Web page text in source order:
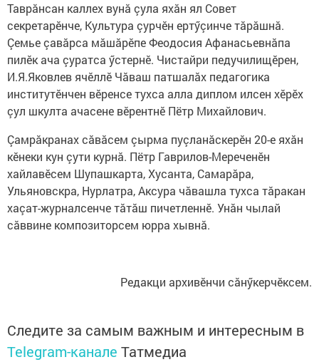
Таврăнсан каллех вунă çула яхăн ял Совет
секретарӗнче, Культура çурчӗн ертӳçинче тăрăшнă.
Çемье çавăрса мăшăрӗпе Феодосия Афанасьевнăпа
пилӗк ача çуратса ӳстернӗ. Чистайри педучилищӗрен,
И.Я.Яковлев ячӗллӗ Чăваш патшалăх педагогика
институтӗнчен вӗренсе тухса алла диплом илсен хӗрӗх
çул шкулта ачасене вӗрентнӗ Пётр Михайлович.
Çамрăкранах сăвăсем çырма пуçланăскерӗн 20-е яхăн
кӗнеки кун çути курнă. Пётр Гаврилов-Мереченӗн
хайлавӗсем Шупашкарта, Хусанта, Самарăра,
Ульяновскра, Нурлатра, Аксура чăвашла тухса тăракан
хаçат-журналсенче тăтăш пичетленнӗ. Унăн чылай
сăввине композиторсем юрра хывнă.
Редакци архивӗнчи сăнӳкерчӗксем.
Следите за самым важным и интересным в
Telegram-канале Татмедиа